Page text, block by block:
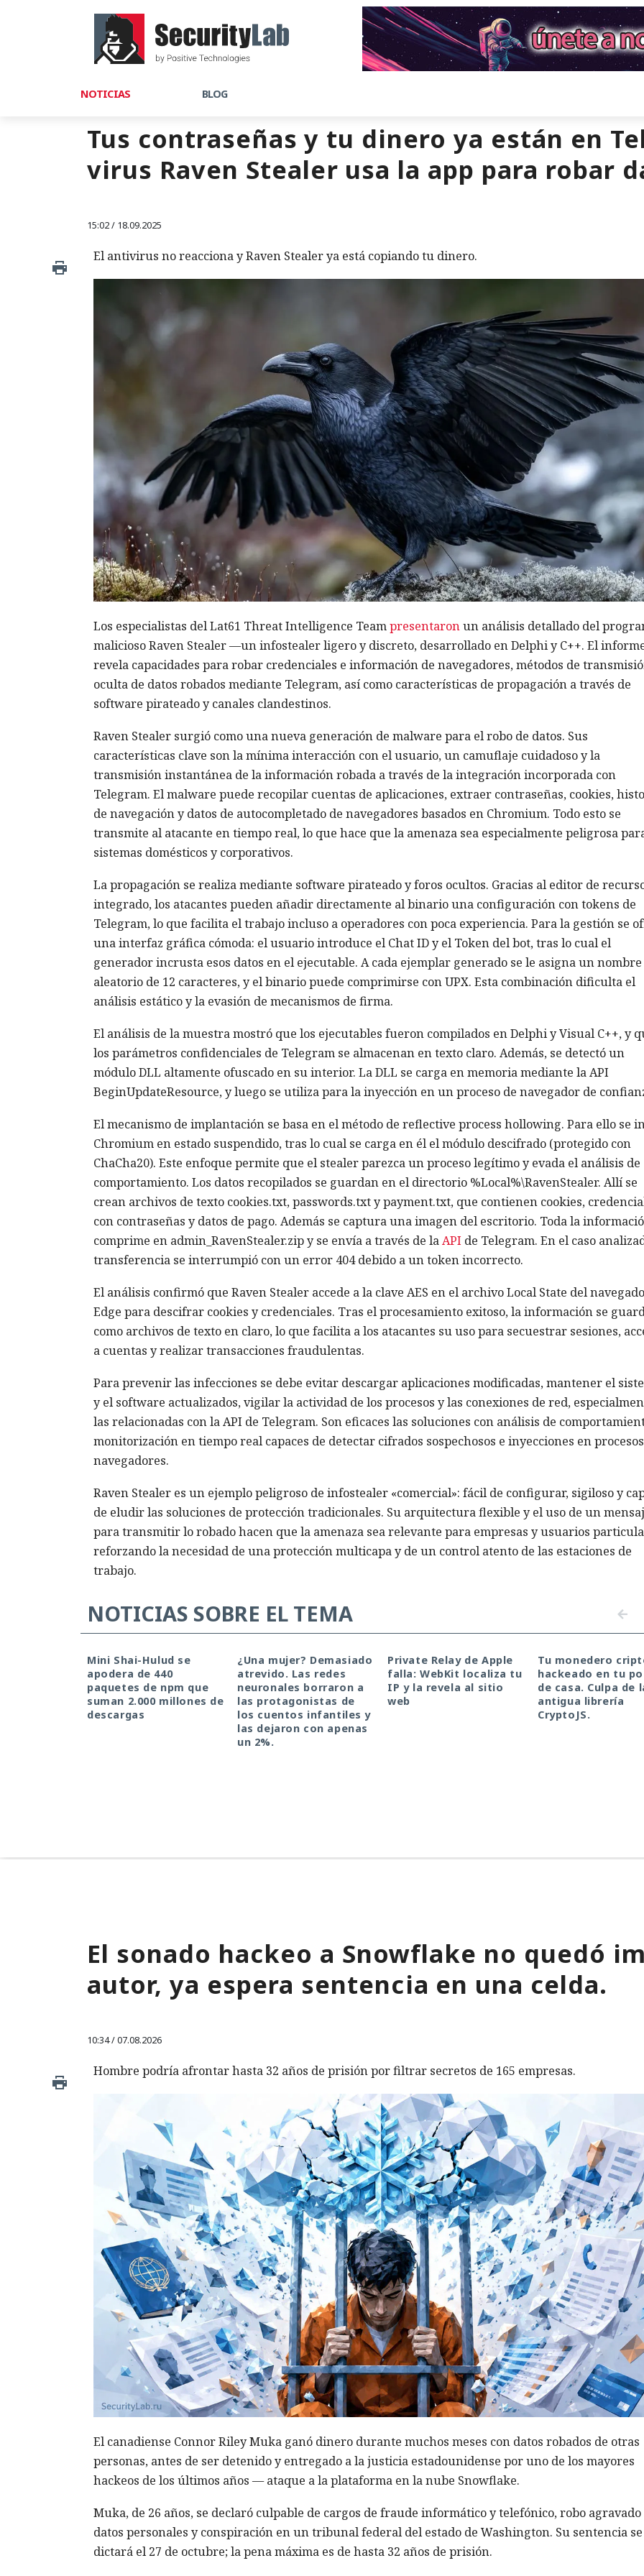
NOTICIAS BLOG
Tus contraseñas y tu dinero ya están en
virus Raven Stealer usa la app para robar
15:02 / 18.09.2025
El antivirus no reacciona y Raven Stealer ya está copiando tu dinero.
Los especialistas del Lat61 Threat Intelligence Teampresentaronun análisis detallado del
malicioso Raven Stealer —un infostealer ligero y discreto, desarrollado en Delphi y C++. El
revela capacidades para robar credenciales e información de navegadores, métodos de
oculta de datos robados mediante Telegram, así como características de propagación a través de
software pirateado y canales clandestinos.
Raven Stealer surgió como una nueva generación de malware para el robo de datos. Sus
características clave son la mínima interacción con el usuario, un camuflaje cuidadoso y la
transmisión instantánea de la información robada a través de la integración incorporada con
Telegram. El malware puede recopilar cuentas de aplicaciones, extraer contraseñas, cookies,
de navegación y datos de autocompletado de navegadores basados en Chromium. Todo esto se
transmite al atacante en tiempo real, lo que hace que la amenaza sea especialmente peligrosa
sistemas domésticos y corporativos.
La propagación se realiza mediante software pirateado y foros ocultos. Gracias al editor de
integrado, los atacantes pueden añadir directamente al binario una configuración con tokens de
Telegram, lo que facilita el trabajo incluso a operadores con poca experiencia. Para la gestión se
una interfaz gráfica cómoda: el usuario introduce el Chat ID y el Token del bot, tras lo cual el
generador incrusta esos datos en el ejecutable. A cada ejemplar generado se le asigna un nombre
aleatorio de 12 caracteres, y el binario puede comprimirse con UPX. Esta combinación dificulta el
análisis estático y la evasión de mecanismos de firma.
El análisis de la muestra mostró que los ejecutables fueron compilados en Delphi y Visual C++, y
los parámetros confidenciales de Telegram se almacenan en texto claro. Además, se detectó un
módulo DLL altamente ofuscado en su interior. La DLL se carga en memoria mediante la API
BeginUpdateResource, y luego se utiliza para la inyección en un proceso de navegador de
El mecanismo de implantación se basa en el método de reflective process hollowing. Para ello se
Chromium en estado suspendido, tras lo cual se carga en él el módulo descifrado (protegido con
ChaCha20). Este enfoque permite que el stealer parezca un proceso legítimo y evada el análisis de
comportamiento. Los datos recopilados se guardan en el directorio %Local%\RavenStealer. Allí se
crean archivos de texto cookies.txt, passwords.txt y payment.txt, que contienen cookies,
con contraseñas y datos de pago. Además se captura una imagen del escritorio. Toda la
comprime en admin_RavenStealer.zip y se envía a través de laAPI de Telegram. En el caso
transferencia se interrumpió con un error 404 debido a un token incorrecto.
El análisis confirmó que Raven Stealer accede a la clave AES en el archivo Local State del
Edge para descifrar cookies y credenciales. Tras el procesamiento exitoso, la información se
como archivos de texto en claro, lo que facilita a los atacantes su uso para secuestrar sesiones,
a cuentas y realizar transacciones fraudulentas.
Para prevenir las infecciones se debe evitar descargar aplicaciones modificadas, mantener el
y el software actualizados, vigilar la actividad de los procesos y las conexiones de red,
las relacionadas con la API de Telegram. Son eficaces las soluciones con análisis de
monitorización en tiempo real capaces de detectar cifrados sospechosos e inyecciones en
navegadores.
Raven Stealer es un ejemplo peligroso de infostealer «comercial»: fácil de configurar, sigiloso y
de eludir las soluciones de protección tradicionales. Su arquitectura flexible y el uso de un
para transmitir lo robado hacen que la amenaza sea relevante para empresas y usuarios
reforzando la necesidad de una protección multicapa y de un control atento de las estaciones de
trabajo.
NOTICIAS SOBRE EL TEMA
Mini Shai-Hulud se
apodera de 440
paquetes de npm que
suman 2.000 millones de
descargas
¿Una mujer? Demasiado
atrevido. Las redes
neuronales borraron a
las protagonistas de
los cuentos infantiles y
las dejaron con apenas
un 2%.
Private Relay de Apple
falla: WebKit localiza tu
IP y la revela al sitio
web
Tu monedero
hackeado en tu
de casa. Culpa de
antigua librería
CryptoJS.
El sonado hackeo a Snowflake no quedó
autor, ya espera sentencia en una celda.
10:34 / 07.08.2026
Hombre podría afrontar hasta 32 años de prisión por filtrar secretos de 165 empresas.
El canadiense Connor Riley Muka ganó dinero durante muchos meses con datos robados de otras
personas, antes de ser detenido y entregado a la justicia estadounidense por uno de los mayores
hackeos de los últimos años — ataque a la plataforma en la nube Snowflake.
Muka, de 26 años, se declaró culpable de cargos de fraude informático y telefónico, robo agravado
datos personales y conspiración en un tribunal federal del estado de Washington. Su sentencia se
dictará el 27 de octubre; la pena máxima es de hasta 32 años de prisión.